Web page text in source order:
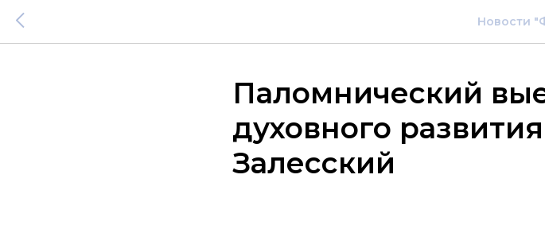
Новости
Паломнический
духовного
Залесский